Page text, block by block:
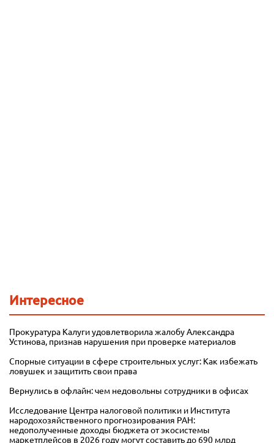
Интересное
Прокуратура Калуги удовлетворила жалобу Александра
Устинова, признав нарушения при проверке материалов
Спорные ситуации в сфере строительных услуг: Как избежать
ловушек и защитить свои права
Вернулись в офлайн: чем недовольны сотрудники в офисах
Исследование Центра налоговой политики и Института
народохозяйственного прогнозирования РАН:
недополученные доходы бюджета от экосистемы
маркетплейсов в 2026 году могут составить до 690 млрд